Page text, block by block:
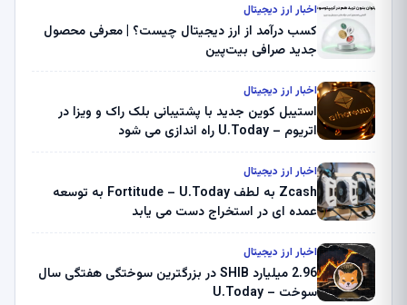
اخبار ارز دیجیتال
کسب درآمد از ارز دیجیتال چیست؟ | معرفی محصول
جدید صرافی بیت‌پین
اخبار ارز دیجیتال
استیبل کوین جدید با پشتیبانی بلک راک و ویزا در
اتریوم – U.Today راه اندازی می شود
اخبار ارز دیجیتال
Zcash به لطف Fortitude – U.Today به توسعه
عمده ای در استخراج دست می یابد
اخبار ارز دیجیتال
2.96 میلیارد SHIB در بزرگترین سوختگی هفتگی سال
سوخت – U.Today